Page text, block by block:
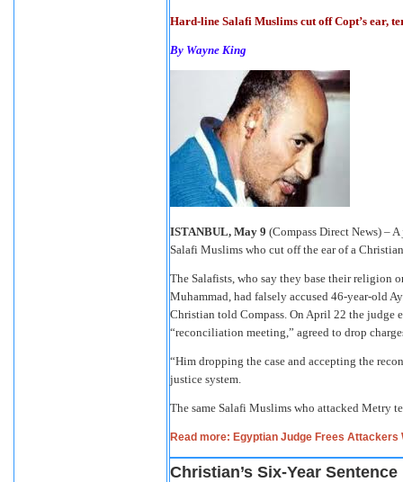
Hard-line Salafi Muslims cut off Copt’s ear,
By Wayne King
ISTANBUL, May 9 (Compass Direct News) –
Salafi Muslims who cut off the ear of a
The Salafists, who say they base their religion
Muhammad, had falsely accused 46-year-old
Christian told Compass. On April 22 the judge
“reconciliation meeting,” agreed to drop
“Him dropping the case and accepting the
justice system.
The same Salafi Muslims who attacked Metry
Read more: Egyptian Judge Frees Attackers
Christian’s Six-Year